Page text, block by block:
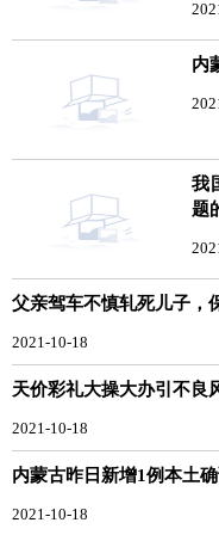
内
我
题
父亲驾车不慎轧死儿子，
2021-10-18
天价彩礼大操大办引不良
2021-10-18
内蒙古昨日新增1例本土
2021-10-18